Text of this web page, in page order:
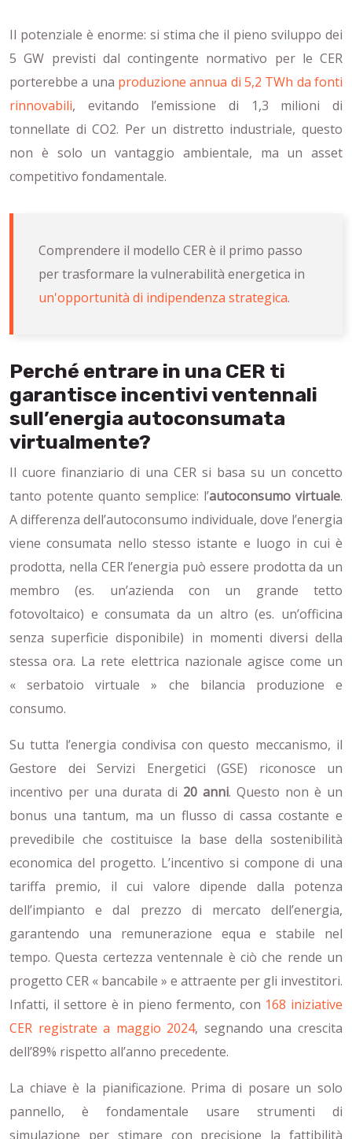
Il potenziale è enorme: si stima che il pieno sviluppo dei
5 GW previsti dal contingente normativo per le CER
porterebbe a una produzione annua di 5,2 TWh da fonti
rinnovabili, evitando l’emissione di 1,3 milioni di
tonnellate di CO2. Per un distretto industriale, questo
non è solo un vantaggio ambientale, ma un asset
competitivo fondamentale.
Comprendere il modello CER è il primo passo
per trasformare la vulnerabilità energetica in
un'opportunità di indipendenza strategica.
Perché entrare in una CER ti
garantisce incentivi ventennali
sull’energia autoconsumata
virtualmente?
Il cuore finanziario di una CER si basa su un concetto
tanto potente quanto semplice: l’autoconsumo virtuale.
A differenza dell’autoconsumo individuale, dove l’energia
viene consumata nello stesso istante e luogo in cui è
prodotta, nella CER l’energia può essere prodotta da un
membro (es. un’azienda con un grande tetto
fotovoltaico) e consumata da un altro (es. un’officina
senza superficie disponibile) in momenti diversi della
stessa ora. La rete elettrica nazionale agisce come un
« serbatoio virtuale » che bilancia produzione e
consumo.
Su tutta l’energia condivisa con questo meccanismo, il
Gestore dei Servizi Energetici (GSE) riconosce un
incentivo per una durata di 20 anni. Questo non è un
bonus una tantum, ma un flusso di cassa costante e
prevedibile che costituisce la base della sostenibilità
economica del progetto. L’incentivo si compone di una
tariffa premio, il cui valore dipende dalla potenza
dell’impianto e dal prezzo di mercato dell’energia,
garantendo una remunerazione equa e stabile nel
tempo. Questa certezza ventennale è ciò che rende un
progetto CER « bancabile » e attraente per gli investitori.
Infatti, il settore è in pieno fermento, con 168 iniziative
CER registrate a maggio 2024, segnando una crescita
dell’89% rispetto all’anno precedente.
La chiave è la pianificazione. Prima di posare un solo
pannello, è fondamentale usare strumenti di
simulazione per stimare con precisione la fattibilità